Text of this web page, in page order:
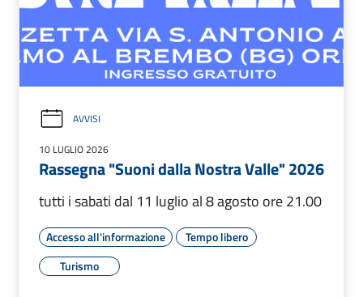
AVVISI
10 LUGLIO 2026
Rassegna "Suoni dalla Nostra Valle" 2026
tutti i sabati dal 11 luglio al 8 agosto ore 21.00
Accesso all'informazione
Tempo libero
Turismo